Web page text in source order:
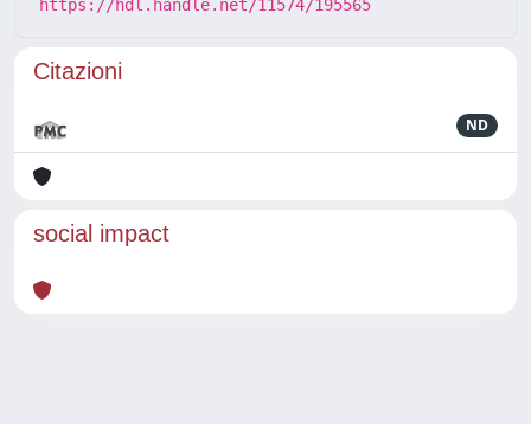
https://hdl.handle.net/11574/195565
Citazioni
ND
social impact